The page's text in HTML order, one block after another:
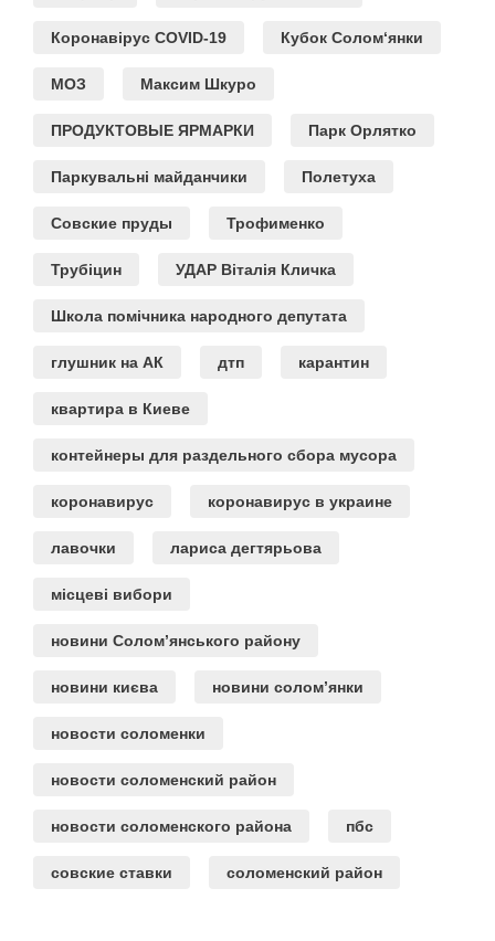
Коронавірус COVID-19 Кубок Солом‘янки
МОЗ Максим Шкуро
ПРОДУКТОВЫЕ ЯРМАРКИ Парк Орлятко
Паркувальні майданчики Полетуха
Совские пруды Трофименко
Трубіцин УДАР Віталія Кличка
Школа помічника народного депутата
глушник на АК дтп карантин
квартира в Киеве
контейнеры для раздельного сбора мусора
коронавирус коронавирус в украине
лавочки лариса дегтярьова
місцеві вибори
новини Солом’янського району
новини києва новини солом’янки
новости соломенки
новости соломенский район
новости соломенского района пбс
совские ставки соломенский район